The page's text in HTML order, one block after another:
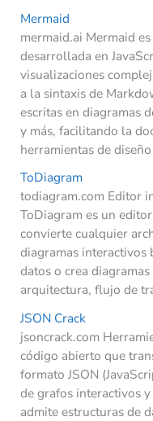
Mermaid
mermaid.ai Mermaid
desarrollada en
visualizaciones
a la sintaxis de
escritas en diagramas
y más, facilitando la
herramientas de
ToDiagram
todiagram.com Editor
ToDiagram es un
convierte cualquier
diagramas interactivos
datos o crea
arquitectura, flujo de
JSON Crack
jsoncrack.com
código abierto que
formato JSON
de grafos interactivos
admite estructuras de